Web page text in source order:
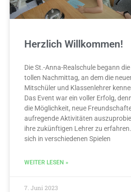
Herzlich Willkommen!
Die St.-Anna-Realschule begann
tollen Nachmittag, an dem die
Mitschüler und Klassenlehrer
Das Event war ein voller Erfolg,
die Möglichkeit, neue
aufregende Aktivitäten
ihre zukünftigen Lehrer zu
sich in verschiedenen Spielen
WEITER LESEN »
7. Juni 2023